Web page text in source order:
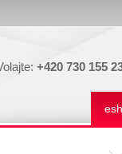
+420 730 155